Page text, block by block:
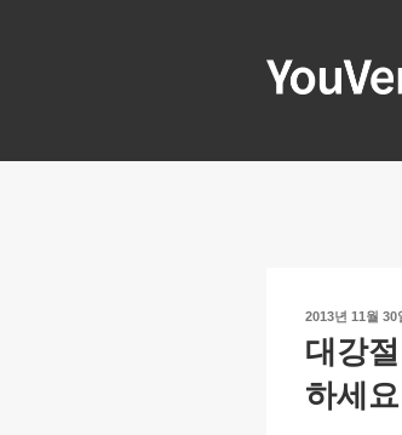
로
작
일
2013년 11월 30
대강
하세요